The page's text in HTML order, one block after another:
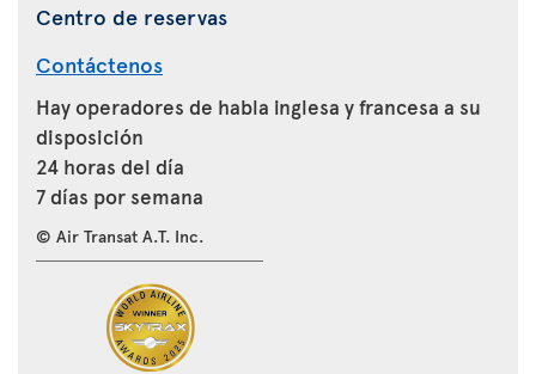
Centro de reservas
Contáctenos
Hay operadores de habla inglesa y francesa a su
disposición
24 horas del día
7 días por semana
© Air Transat A.T. Inc.